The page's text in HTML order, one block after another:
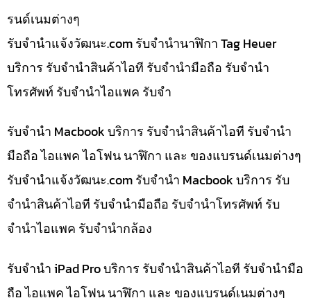
รนด์เนมต่างๆ
รับจํานําแจ้งวัฒนะ.com รับจำนำนาฬิกา Tag Heuer
บริการ รับจำนำสินค้าไอที รับจำนำมือถือ รับจำนำ
โทรศัพท์ รับจำนำไอแพค รับจำ
รับจำนำ Macbook บริการ รับจำนำสินค้าไอที รับจำนำ
มือถือ ไอแพค ไอโฟน นาฬิกา และ ของแบรนด์เนมต่างๆ
รับจํานําแจ้งวัฒนะ.com รับจำนำ Macbook บริการ รับ
จำนำสินค้าไอที รับจำนำมือถือ รับจำนำโทรศัพท์ รับ
จำนำไอแพค รับจำนำกล้อง
รับจำนำ iPad Pro บริการ รับจำนำสินค้าไอที รับจำนำมือ
ถือ ไอแพค ไอโฟน นาฬิกา และ ของแบรนด์เนมต่างๆ